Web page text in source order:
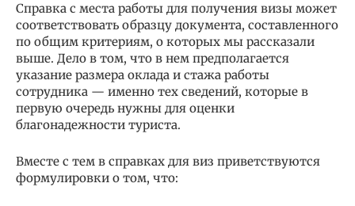
Справка с места работы для получения визы может
соответствовать образцу документа, составленного
по общим критериям, о которых мы рассказали
выше. Дело в том, что в нем предполагается
указание размера оклада и стажа работы
сотрудника — именно тех сведений, которые в
первую очередь нужны для оценки
благонадежности туриста.
Вместе с тем в справках для виз приветствуются
формулировки о том, что: